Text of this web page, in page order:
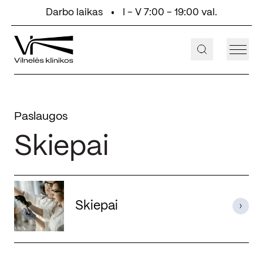
Eiti prie turinioDarbo laikas I - V 7:00 - 19:00 val.
+370 647 55 000
Paslaugos
Skiepai
Skiepai